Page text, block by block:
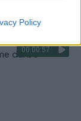
Policy
00:00:57
darbo